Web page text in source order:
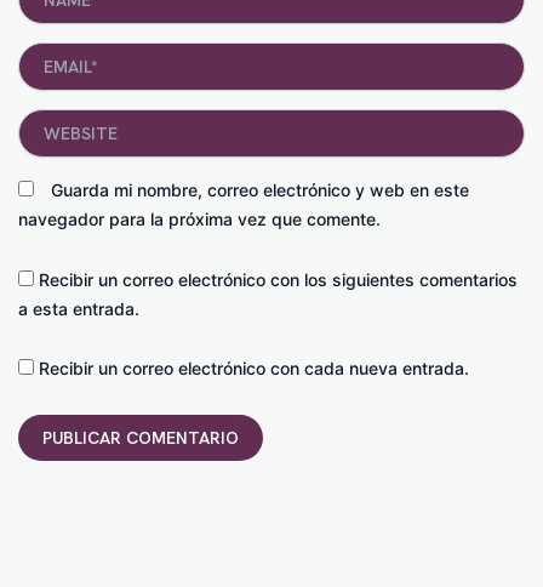
Email*
Guarda mi nombre, correo electrónico y web en este
navegador para la próxima vez que comente.
Website
Recibir un correo electrónico con los siguientes comentarios
a esta entrada.
Recibir un correo electrónico con cada nueva entrada.